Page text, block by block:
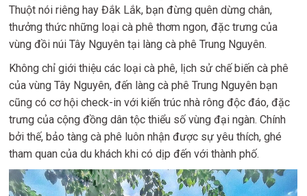
Thuột nói riêng hay Đắk Lắk, bạn đừng quên dừng chân,
thưởng thức những loại cà phê thơm ngon, đặc trưng của
vùng đồi núi Tây Nguyên tại làng cà phê Trung Nguyên.
Không chỉ giới thiệu các loại cà phê, lịch sử chế biến cà phê
của vùng Tây Nguyên, đến làng cà phê Trung Nguyên bạn
cũng có cơ hội check-in với kiến trúc nhà rông độc đáo, đặc
trưng của cộng đồng dân tộc thiểu số vùng đại ngàn. Chính
bởi thế, bảo tàng cà phê luôn nhận được sự yêu thích, ghé
tham quan của du khách khi có dịp đến với thành phố.